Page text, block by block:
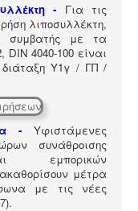
-
Για τις
λιποσυλλέκτη,
συμβατής με τα
4040-100 είναι
διάταξη Υ1γ / ΓΠ /
-
Υφιστάμενες
συνάθροισης
εμπορικών
μέτρα
με τις νέες